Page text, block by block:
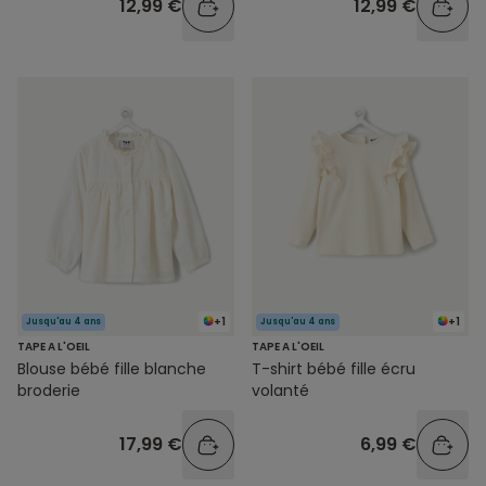
12,99 € 12,99 €
+1
Jusqu'au 4 ans
TAPE A L'OEIL
Blouse bébé fille blanche
broderie
17,99 €
+1
Jusqu'au 4 ans
TAPE A L'OEIL
T-shirt bébé fille écru
volanté
6,99 €